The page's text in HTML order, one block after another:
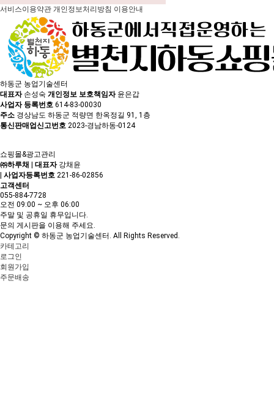
서비스이용약관 개인정보처리방침 이용안내
하동군 농업기술센터
대표자 손성숙 개인정보 보호책임자 윤은갑
사업자 등록번호 614-83-00030
주소 경상남도 하동군 적량면 한옥정길 91, 1층
통신판매업신고번호 2023-경남하동-0124
쇼핑몰&광고관리
㈜하루채
대표자 강채윤
사업자등록번호 221-86-02856
고객센터
055-884-7728
오전 09:00 ~ 오후 06:00
주말 및 공휴일 휴무입니다.
문의 게시판을 이용해 주세요.
Copyright © 하동군 농업기술센터. All Rights Reserved.
카테고리
로그인
회원가입
주문배송